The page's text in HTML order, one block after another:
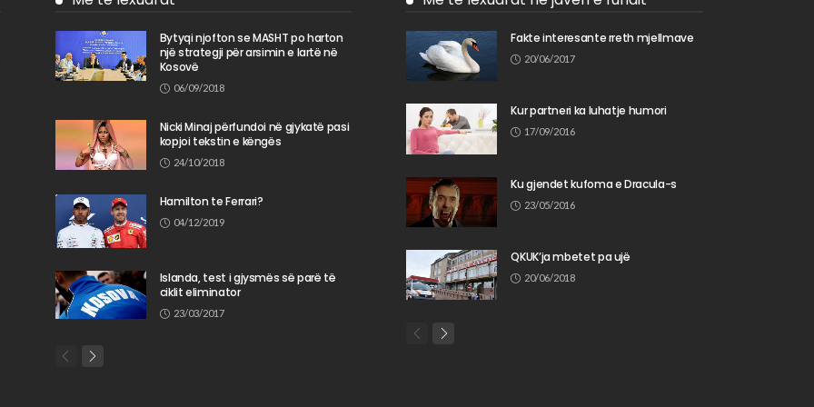
Bytyqi njofton se MASHT po harton
një strategji për arsimin e lartë në
Kosovë
06/09/2018
Nicki Minaj përfundoi në gjykatë pasi
kopjoi tekstin e këngës
24/10/2018
Hamilton te Ferrari?
04/12/2019
Islanda, test i gjysmës së parë të
ciklit eliminator
23/03/2017
Fakte interesante rreth mjellmave
20/06/2017
Kur partneri ka luhatje humori
17/09/2016
Ku gjendet kufoma e Dracula-s
23/05/2016
QKUK’ja mbetet pa ujë
20/06/2018